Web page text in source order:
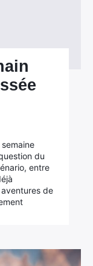
du
entre
de